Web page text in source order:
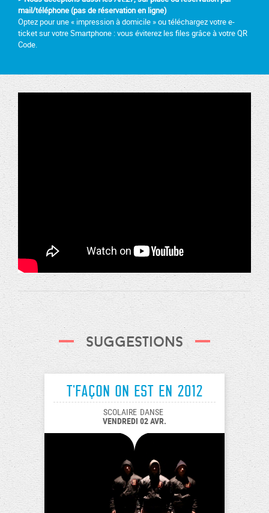
mail/téléphone (pas de réservation en ligne)
Optez pour une « impression à domicile » ou téléchargez votre e-
ticket sur votre Smartphone : vous éviterez les files grâce à votre QR
Code.
Suggestions
T'Façon on est en 2012
SCOLAIRE DANSE
VENDREDI 02 AVR.